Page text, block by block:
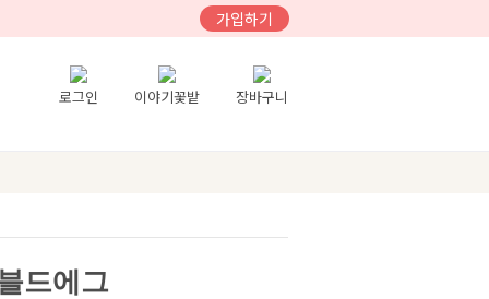
가입하기
로그인 이야기꽃밭 장바구니
드에그